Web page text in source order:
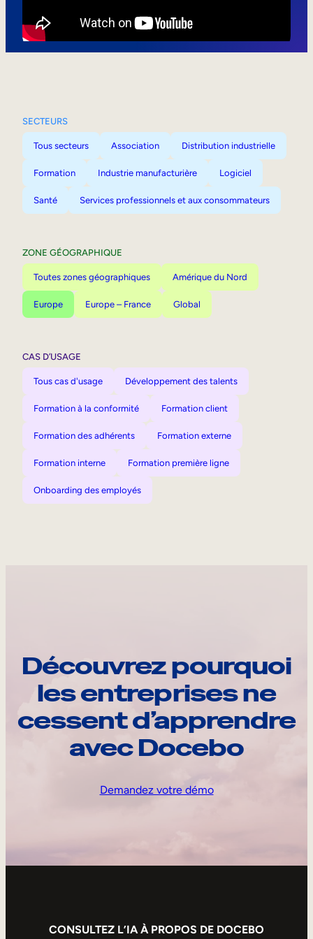
SECTEURS
Tous secteurs Association Distribution industrielle
Formation Industrie manufacturière Logiciel
Santé Services professionnels et aux consommateurs
ZONE GÉOGRAPHIQUE
Toutes zones géographiques Amérique du Nord
Europe Europe – France Global
CAS D’USAGE
Tous cas d'usage Développement des talents
Formation à la conformité Formation client
Formation des adhérents Formation externe
Formation interne Formation première ligne
Onboarding des employés
Découvrez pourquoi
les entreprises ne
cessent d’apprendre
avec Docebo
Demandez votre démo
CONSULTEZ L’IA À PROPOS DE DOCEBO